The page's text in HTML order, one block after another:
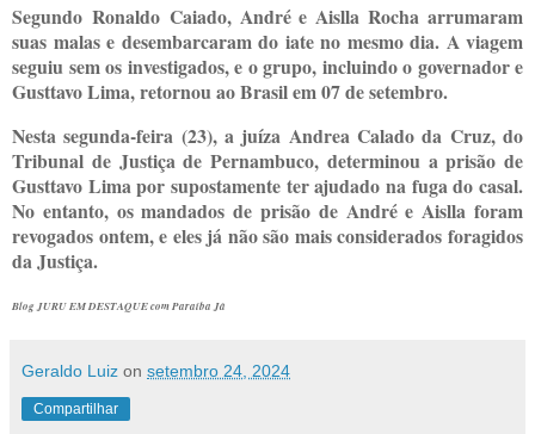
Segundo Ronaldo Caiado, André e Aislla Rocha arrumaram
suas malas e desembarcaram do iate no mesmo dia. A viagem
seguiu sem os investigados, e o grupo, incluindo o governador e
Gusttavo Lima, retornou ao Brasil em 07 de setembro.
Nesta segunda-feira (23), a juíza Andrea Calado da Cruz, do
Tribunal de Justiça de Pernambuco, determinou a prisão de
Gusttavo Lima por supostamente ter ajudado na fuga do casal.
No entanto, os mandados de prisão de André e Aislla foram
revogados ontem, e eles já não são mais considerados foragidos
da Justiça.
Blog JURU EM DESTAQUE com Paraíba Já
Geraldo Luiz on setembro 24, 2024
Compartilhar